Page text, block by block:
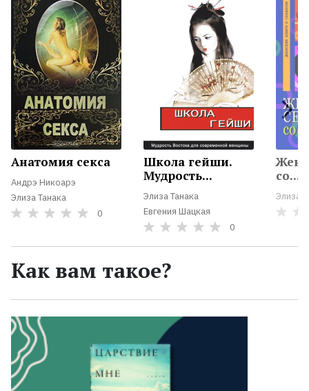
Коллекции
Анатомия секса
Андрэ Никоарэ
Элиза Танака
0
Школа гейши.
Мудрость...
Элиза Танака
Евгения Шацкая
0
со...
Элиза
Как вам такое?